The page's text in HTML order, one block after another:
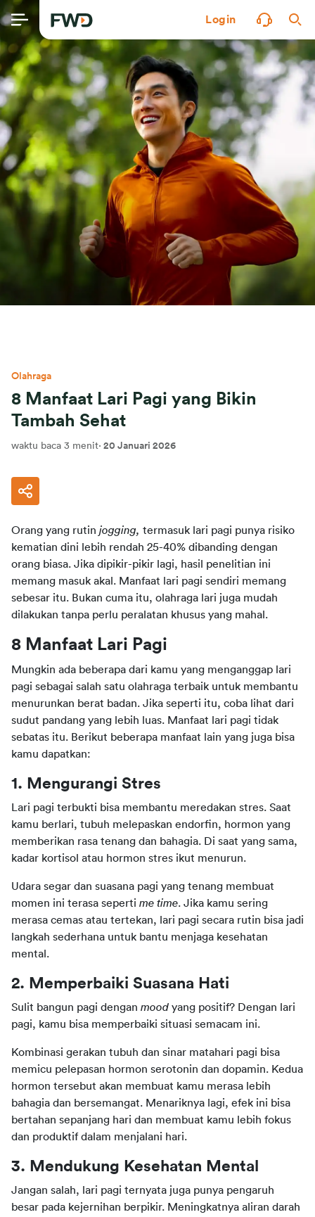
Login
Olahraga
8 Manfaat Lari Pagi yang Bikin
Tambah Sehat
waktu baca 3 menit· 20 Januari 2026
Orang yang rutin jogging, termasuk lari pagi punya risiko
kematian dini lebih rendah 25-40% dibanding dengan
orang biasa. Jika dipikir-pikir lagi, hasil penelitian ini
memang masuk akal. Manfaat lari pagi sendiri memang
sebesar itu. Bukan cuma itu, olahraga lari juga mudah
dilakukan tanpa perlu peralatan khusus yang mahal.
8 Manfaat Lari Pagi
Mungkin ada beberapa dari kamu yang menganggap lari
pagi sebagai salah satu olahraga terbaik untuk membantu
menurunkan berat badan. Jika seperti itu, coba lihat dari
sudut pandang yang lebih luas. Manfaat lari pagi tidak
sebatas itu. Berikut beberapa manfaat lain yang juga bisa
kamu dapatkan:
1. Mengurangi Stres
Lari pagi terbukti bisa membantu meredakan stres. Saat
kamu berlari, tubuh melepaskan endorfin, hormon yang
memberikan rasa tenang dan bahagia. Di saat yang sama,
kadar kortisol atau hormon stres ikut menurun.
Udara segar dan suasana pagi yang tenang membuat
momen ini terasa seperti me time. Jika kamu sering
merasa cemas atau tertekan, lari pagi secara rutin bisa jadi
langkah sederhana untuk bantu menjaga kesehatan
mental.
2. Memperbaiki Suasana Hati
Sulit bangun pagi dengan mood yang positif? Dengan lari
pagi, kamu bisa memperbaiki situasi semacam ini.
Kombinasi gerakan tubuh dan sinar matahari pagi bisa
memicu pelepasan hormon serotonin dan dopamin. Kedua
hormon tersebut akan membuat kamu merasa lebih
bahagia dan bersemangat. Menariknya lagi, efek ini bisa
bertahan sepanjang hari dan membuat kamu lebih fokus
dan produktif dalam menjalani hari.
3. Mendukung Kesehatan Mental
Jangan salah, lari pagi ternyata juga punya pengaruh
besar pada kejernihan berpikir. Meningkatnya aliran darah